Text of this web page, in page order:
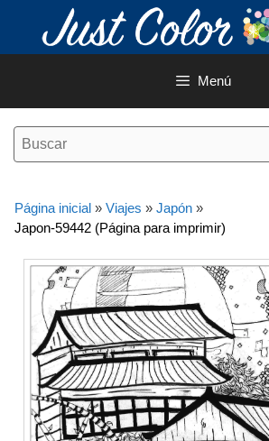
contenido
Menú
Página inicial » Viajes » Japón »
Japon-59442 (Página para imprimir)